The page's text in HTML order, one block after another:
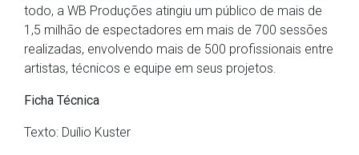
todo, a WB Produções atingiu um público de mais de
1,5 milhão de espectadores em mais de 700 sessões
realizadas, envolvendo mais de 500 profissionais entre
artistas, técnicos e equipe em seus projetos.
Ficha Técnica
Texto: Duílio Kuster